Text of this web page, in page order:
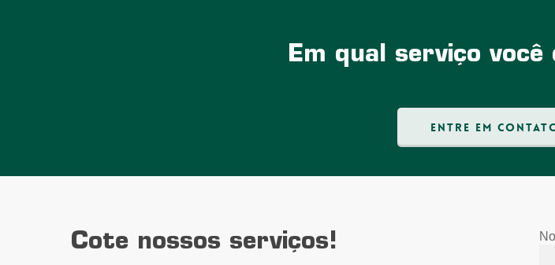
Em qual serviço
Entre em
Cote nossos serviços!